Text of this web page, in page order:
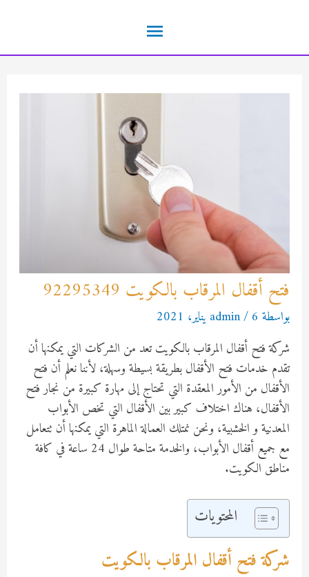
المحتوى
القائمة
الرئيسية
فتح أقفال المرقاب بالكويت 92295349
بواسطة admin/6 يناير، 2021
شركة فتح أقفال المرقاب بالكويت تعد من الشركات التي يمكنها أن
تقدم خدمات فتح الأقفال بطريقة بسيطة وسهلة، لأننا نعلم أن فتح
الأقفال من الأمور المعقدة التي تحتاج إلى مهارة كبيرة من نجار فتح
الأقفال، هناك اختلاف كبير بين الأقفال التي تخص الأبواب
المعدنية و الخشبية، ونحن نمتلك العمالة الماهرة التي يمكنها أن تتعامل
مع جميع أقفال الأبواب، والخدمة متاحة طوال 24 ساعة في كافة
مناطق الكويت.
المحتويات
شركة فتح أقفال المرقاب بالكويت